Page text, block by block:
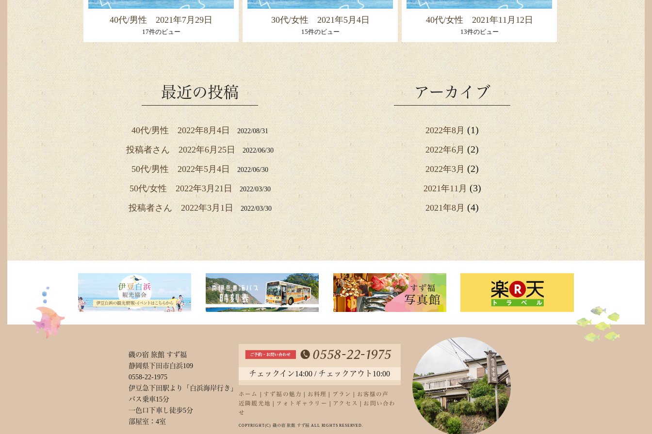
40代/男性 2021年7月29日
17件のビュー
30代/女性 2021年5月4日
15件のビュー
40代/女性 2021年11月12日
13件のビュー
最近の投稿
40代/男性 2022年8月4日 2022/08/31
投稿者さん 2022年6月25日 2022/06/30
50代/男性 2022年5月4日 2022/06/30
50代/女性 2022年3月21日 2022/03/30
投稿者さん 2022年3月1日 2022/03/30
アーカイブ
2022年8月 (1)
2022年6月 (2)
2022年3月 (2)
2021年11月 (3)
2021年8月 (4)
2020年12月
2019年8月
2019年7月
2019年5月(1)
2019年1月 (1)
2018年12月(1)
2018年9月(2)
2018年8月(5)
2018年3月(2)
磯の宿 旅館 すず福
静岡県下田市白浜109
0558-22-1975
伊豆急下田駅より「白浜海岸行き」
バス乗車15分
一色口下車し徒歩5分
部屋室：4室
チェックイン14:00 / チェックアウト10:00
ホーム すず福の魅力 お料理 プラン
お客様の声
近隣観光地
フォトギャラリー アクセス
お問い合わ
せ
COPYRIGHT(C) 磯の宿 旅館 すず福 ALL RIGHTS RESERVED.